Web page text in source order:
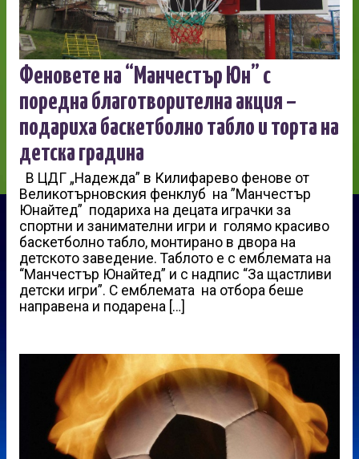
Феновете на “Манчестър Юн” с
поредна благотворителна акция –
подариха баскетболно табло и торта на
детска градина
В ЦДГ „Надежда” в Килифарево фенове от
Великотърновския фенклуб на ”Манчестър
Юнайтед” подариха на децата играчки за
спортни и занимателни игри и голямо красиво
баскетболно табло, монтирано в двора на
детското заведение. Таблото е с емблемата на
“Манчестър Юнайтед” и с надпис “За щастливи
детски игри”. С емблемата на отбора беше
направена и подарена […]